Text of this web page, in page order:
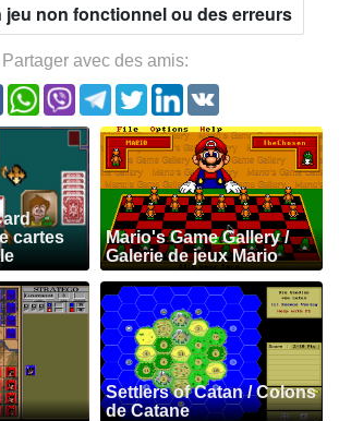
jeu non fonctionnel ou des erreurs
Partager avec des amis:
cartes
Mario's Game Gallery /
Galerie de jeux Mario
Settlers of Catan / Colons
de Catane